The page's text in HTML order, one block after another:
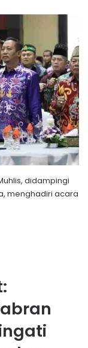
didampingi
menghadiri acara